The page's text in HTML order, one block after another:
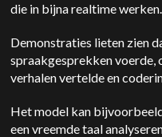
die in bijna realtime werken.
Demonstraties lieten zien
spraakgesprekken voerde,
verhalen vertelde en
Het model kan
een vreemde taal